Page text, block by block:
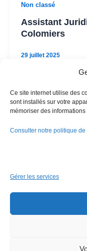
Ce site internet utilise des
sont installés sur votre
mémoriser des
Consulter notre politique
Gérer les services
Non classé
Assistant
Colomiers
29 juillet 2025
Non classé
Secrétaire
Vidal Formation, en
en alternance.